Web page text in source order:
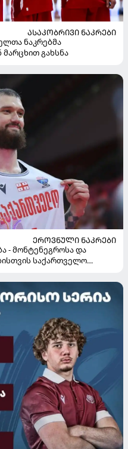
ᲐᲡᲐᲙᲝᲑᲠᲘᲕᲘ ᲜᲐᲙᲠᲔᲑᲘ
ნაკრებმა
გახსნა
ᲔᲠᲝᲕᲜᲣᲚᲘ ᲜᲐᲙᲠᲔᲑᲘ
- მონტენეგროსა და
საქართველო